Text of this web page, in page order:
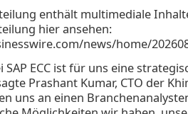
enthält multimediale
hier ansehen:
news/home/
SAP ECC ist für uns eine
Prashant Kumar, CTO der
uns an einen